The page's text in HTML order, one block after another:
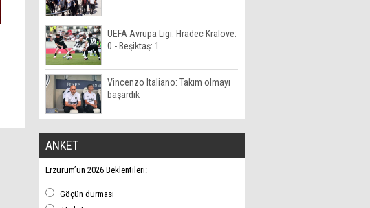
UEFA Avrupa Ligi: Hradec Kralove:
0 - Beşiktaş: 1
Vincenzo Italiano: Takım olmayı
başardık
ANKET
Erzurum’un 2026 Beklentileri:
Göçün durması